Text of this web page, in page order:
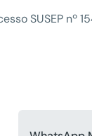
SUSEP